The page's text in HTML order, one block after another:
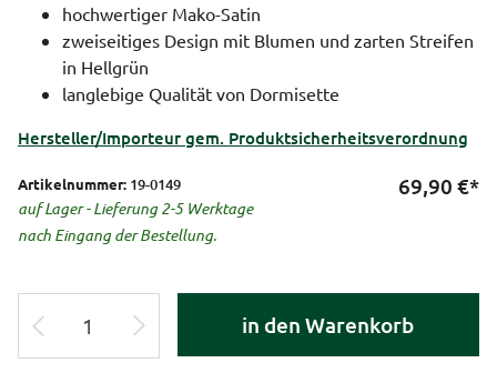
hochwertiger Mako-Satin
zweiseitiges Design mit Blumen und zarten Streifen
in Hellgrün
langlebige Qualität von Dormisette
Hersteller/Importeur gem. Produktsicherheitsverordnung
Artikelnummer: 19-0149
auf Lager - Lieferung 2-5 Werktage
nach Eingang der Bestellung.
69,90 €*
in den Warenkorb